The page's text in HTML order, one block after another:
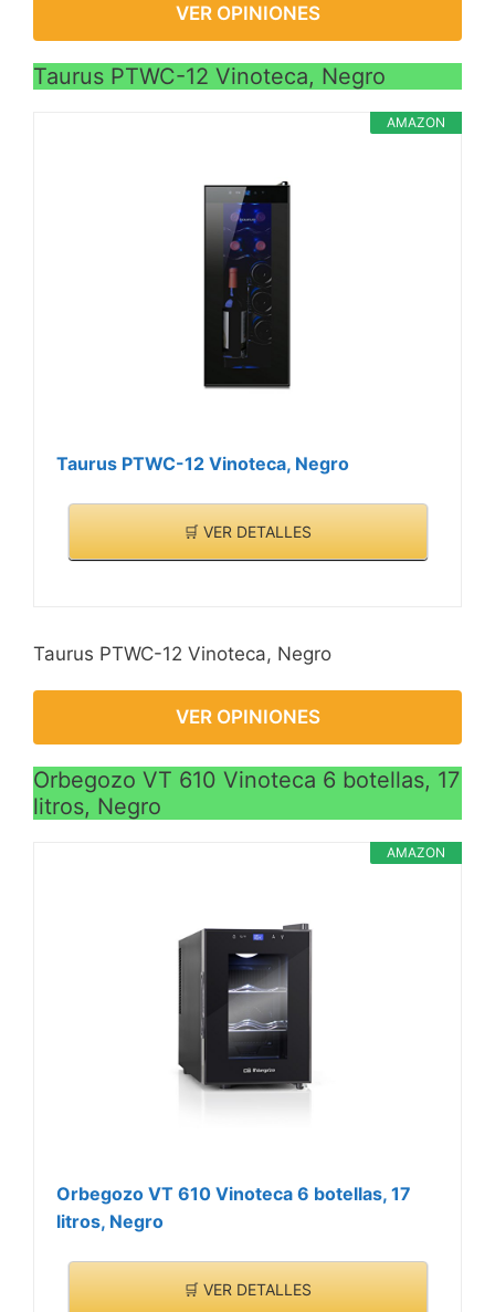
VER OPINIONES
Taurus PTWC-12 Vinoteca, Negro
AMAZON
Taurus PTWC-12 Vinoteca, Negro
🛒 VER DETALLES
Taurus PTWC-12 Vinoteca, Negro
VER OPINIONES
Orbegozo VT 610 Vinoteca 6 botellas, 17
litros, Negro
AMAZON
Orbegozo VT 610 Vinoteca 6 botellas, 17
litros, Negro
🛒 VER DETALLES